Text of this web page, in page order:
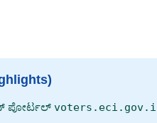
ಪೋರ್ಟಲ್